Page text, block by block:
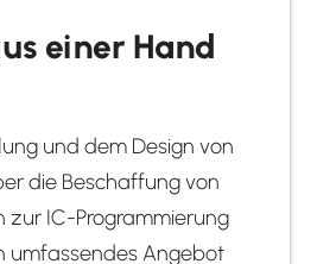
einer Hand
und dem Design von
die Beschaffung von
zur IC-Programmierung
umfassendes Angebot